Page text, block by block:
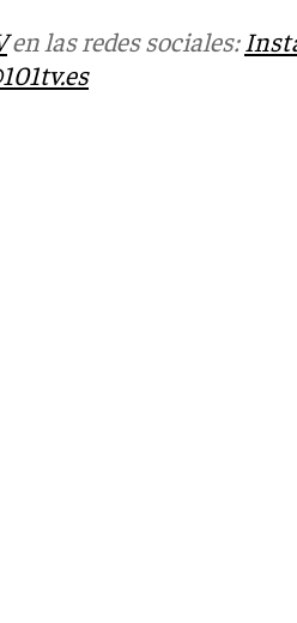
en las redes sociales: